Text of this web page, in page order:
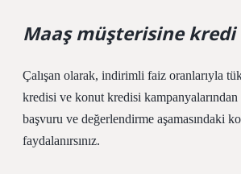
Maaş müşterisine kredi
Çalışan olarak, indirimli faiz oranlarıyla
kredisi ve konut kredisi kampanyalarından
başvuru ve değerlendirme aşamasındaki
faydalanırsınız.